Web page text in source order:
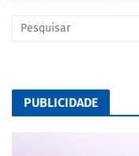
PUBLICIDADE